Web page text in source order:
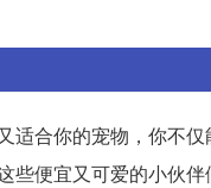
适合你的宠物，你不
便宜又可爱的小伙伴